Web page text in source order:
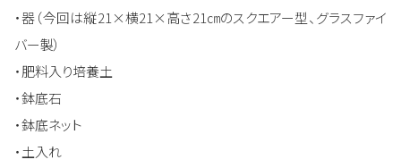
・器（今回は縦21×横21×高さ21㎝のスクエアー型、グラスファイ
バー製）
・肥料入り培養土
・鉢底石
・鉢底ネット
・土入れ